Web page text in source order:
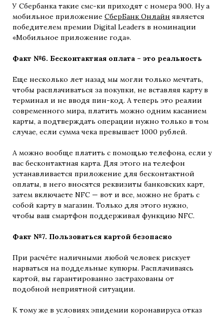
У Сбербанка такие смс-ки приходят с номера 900. Ну а
мобильное приложение СберБанк Онлайн является
победителем премии Digital Leaders в номинации
«Мобильное приложение года».
Факт №6. Бесконтактная оплата – это реальность
Еще несколько лет назад мы могли только мечтать,
чтобы расплачиваться за покупки, не вставляя карту в
терминал и не вводя пин-код. А теперь это реалии
современного мира, платить можно одним касанием
карты, а подтверждать операции нужно только в том
случае, если сумма чека превышает 1000 рублей.
А можно вообще платить с помощью телефона, если у
вас бесконтактная карта. Для этого на телефон
устанавливается приложение для бесконтактной
оплаты, в него вносятся реквизиты банковских карт,
затем включаете NFC — вот и все, можно не брать с
собой карту в магазин. Только для этого нужно,
чтобы ваш смартфон поддерживал функцию NFC.
Факт №7. Пользоваться картой безопасно
При расчёте наличными любой человек рискует
нарваться на поддельные купюры. Расплачиваясь
картой, вы гарантированно застрахованы от
подобной неприятной ситуации.
К тому же в условиях эпидемии коронавируса отказ